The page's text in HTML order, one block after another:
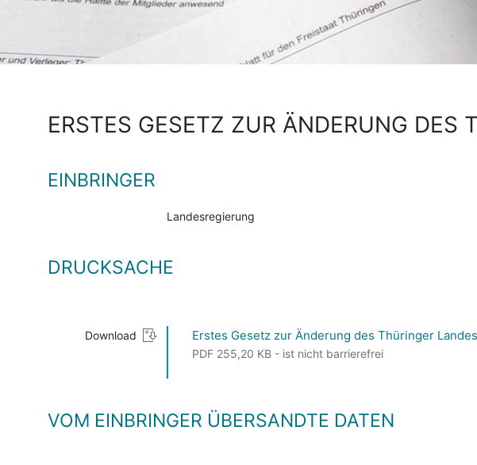
ERSTES GESETZ ZUR ÄNDERUNG DES
EINBRINGER
Landesregierung
DRUCKSACHE
Download Erstes Gesetz zur Änderung des Thüringer
PDF 255,20 KB - ist nicht barrierefrei
VOM EINBRINGER ÜBERSANDTE DATEN